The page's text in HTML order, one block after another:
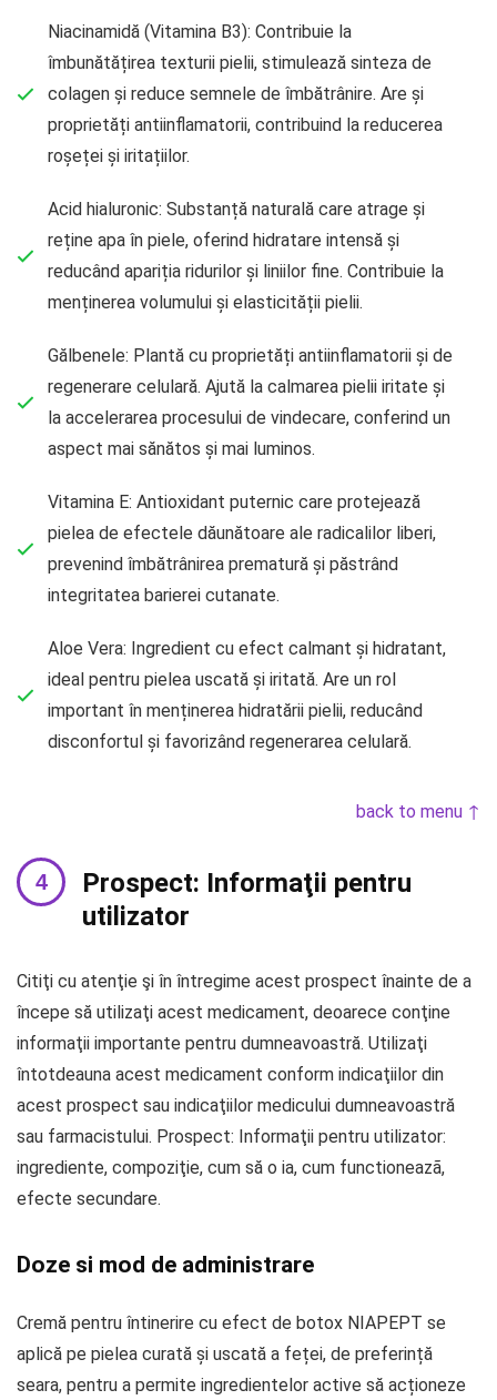
Niacinamidă (Vitamina B3): Contribuie la
îmbunătățirea texturii pielii, stimulează sinteza de
colagen și reduce semnele de îmbătrânire. Are și
proprietăți antiinflamatorii, contribuind la reducerea
roșeței și iritațiilor.
Acid hialuronic: Substanță naturală care atrage și
reține apa în piele, oferind hidratare intensă și
reducând apariția ridurilor și liniilor fine. Contribuie la
menținerea volumului și elasticității pielii.
Gălbenele: Plantă cu proprietăți antiinflamatorii și de
regenerare celulară. Ajută la calmarea pielii iritate și
la accelerarea procesului de vindecare, conferind un
aspect mai sănătos și mai luminos.
Vitamina E: Antioxidant puternic care protejează
pielea de efectele dăunătoare ale radicalilor liberi,
prevenind îmbătrânirea prematură și păstrând
integritatea barierei cutanate.
Aloe Vera: Ingredient cu efect calmant și hidratant,
ideal pentru pielea uscată și iritată. Are un rol
important în menținerea hidratării pielii, reducând
disconfortul și favorizând regenerarea celulară.
back to menu ↑
Prospect: Informaţii pentru
utilizator
Citiţi cu atenţie şi în întregime acest prospect înainte de a
începe să utilizaţi acest medicament, deoarece conţine
informaţii importante pentru dumneavoastră. Utilizaţi
întotdeauna acest medicament conform indicaţiilor din
acest prospect sau indicaţiilor medicului dumneavoastră
sau farmacistului. Prospect: Informaţii pentru utilizator:
ingrediente, compoziţie, cum să o ia, cum functioneazã,
efecte secundare.
Doze si mod de administrare
Cremă pentru întinerire cu efect de botox NIAPEPT se
aplică pe pielea curată și uscată a feței, de preferință
seara, pentru a permite ingredientelor active să acționeze